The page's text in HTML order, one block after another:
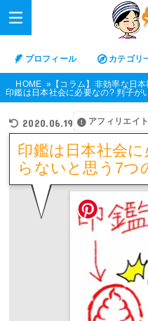
プロフィール カテゴリ
HOME 【コラム】非効率な日
印鑑は日本社会に必要なの? 判子が
2020.06.19 アフィリエイ
印鑑は日本社会
らないと思う7つ